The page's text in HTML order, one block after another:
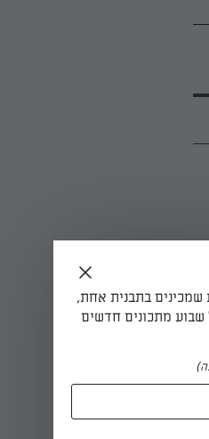
בתבנית אחת,
מתכונים חדשים